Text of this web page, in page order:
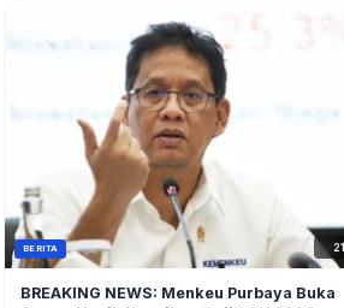
BERITA 21
BREAKING NEWS: Menkeu Purbaya Buka